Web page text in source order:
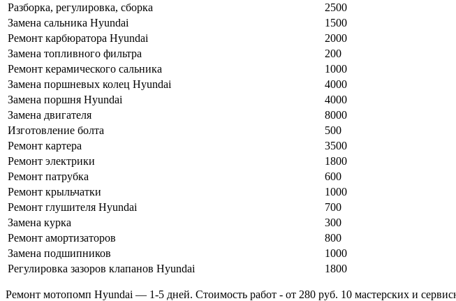
Разборка, регулировка, сборка
2500
Замена сальника Hyundai
1500
Ремонт карбюратора Hyundai
2000
Замена топливного фильтра
200
Ремонт керамического сальника
1000
Замена поршневых колец Hyundai
4000
Замена поршня Hyundai
4000
Замена двигателя
8000
Изготовление болта
500
Ремонт картера
3500
Ремонт электрики
1800
Ремонт патрубка
600
Ремонт крыльчатки
1000
Ремонт глушителя Hyundai
700
Замена курка
300
Ремонт амортизаторов
800
Замена подшипников
1000
Регулировка зазоров клапанов Hyundai
1800
Ремонт мотопомп Hyundai — 1-5 дней. Стоимость работ - от 280 руб. 10 мастерских и